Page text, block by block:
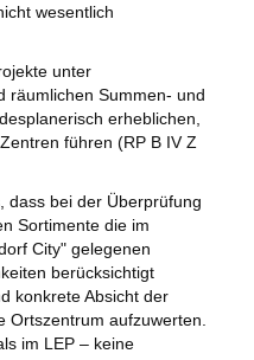
wesentlich
unter
räumlichen Summen- und
erheblichen,
führen (RP B IV Z
dass bei der Überprüfung
Sortimente die im
City" gelegenen
berücksichtigt
konkrete Absicht der
Ortszentrum aufzuwerten.
im LEP – keine